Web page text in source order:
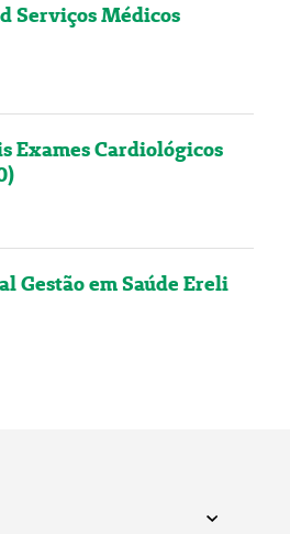
Serviços Médicos
Exames Cardiológicos
Gestão em Saúde Ereli